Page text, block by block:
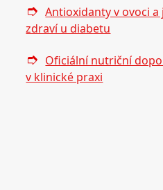
Antioxidanty v ovoci
zdraví u diabetu
Oficiální nutriční
v klinické praxi